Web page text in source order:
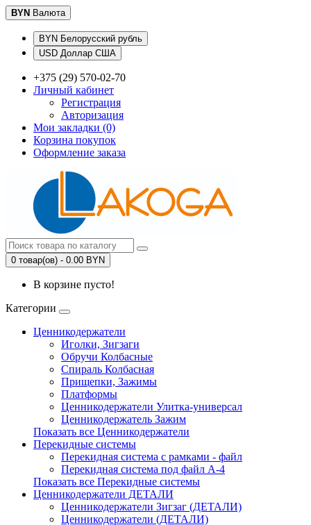
BYN Валюта
BYN Белорусский рубль
USD Доллар США
+375 (29) 570-02-70
Личный кабинет
Регистрация
Авторизация
Мои закладки (0)
Корзина покупок
Оформление заказа
0 товар(ов) - 0.00 BYN
В корзине пусто!
Категории
Ценникодержатели
Иголки, Зигзаги
Обручи Колбасные
Cпираль Колбасная
Прищепки, Зажимы
Платформы
Ценникодержатели Улитка-универсал
Ценникодержатель Зажим
Показать все Ценникодержатели
Перекидные системы
Перекидная система с рамками - файл
Перекидная система под файл А-4
Показать все Перекидные системы
Ценникодержатели ДЕТАЛИ
Ценникодержатели Зигзаг (ДЕТАЛИ)
Ценникодержатели (ДЕТАЛИ)